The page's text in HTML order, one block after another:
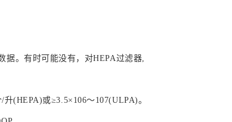
据。有时可能没有，对HEPA过滤器,
(HEPA)或≥3.5×106～107(ULPA)。